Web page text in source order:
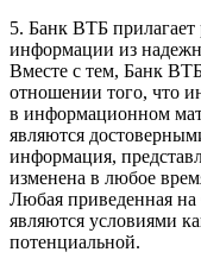
5. Банк ВТБ
информации из
Вместе с тем, Банк
отношении того, что
в информационном
являются
информация,
изменена в любое
Любая приведенная
являются условиями
потенциальной.